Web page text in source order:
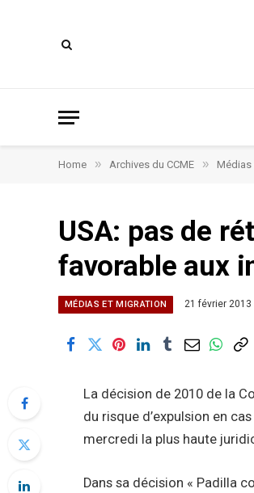
Home » Archives du CCME » Médias
USA: pas de
favorable aux
MÉDIAS ET MIGRATION 21 février 2013
La décision de 2010 de la
du risque d’expulsion en
mercredi la plus haute
Dans sa décision « Padilla